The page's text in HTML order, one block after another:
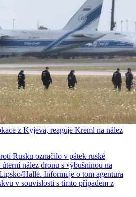
z Kyjeva, reaguje Kreml na nález
Rusku označilo v pátek ruské
nález dronu s výbušninou na
Halle. Informuje o tom agentura
v souvislosti s tímto případem z